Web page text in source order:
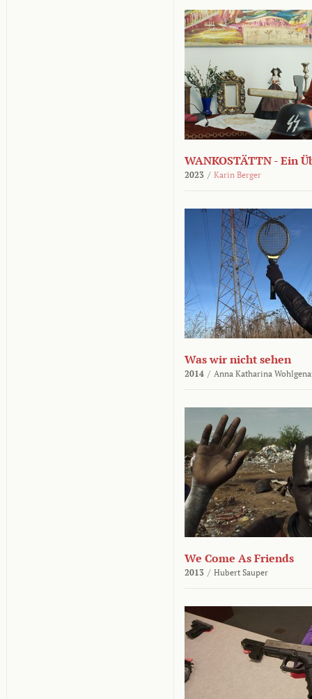
WANKOSTÄTTN - Ein
2023 / Karin Berger
Was wir nicht sehen
2014 / Anna Katharina
We Come As Friends
2013 / Hubert Sauper